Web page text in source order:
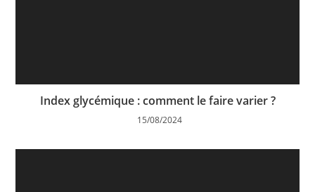
Index glycémique : comment le faire varier ?
15/08/2024